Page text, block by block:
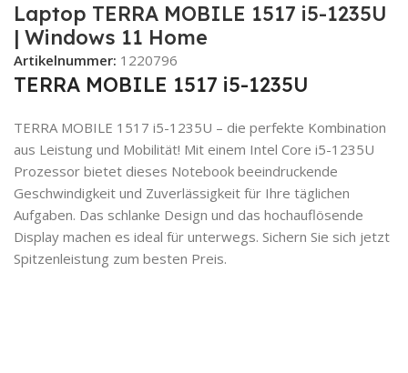
Laptop TERRA MOBILE 1517 i5-1235U
| Windows 11 Home
Artikelnummer: 1220796
TERRA MOBILE 1517 i5-1235U
TERRA MOBILE 1517 i5-1235U – die perfekte Kombination
aus Leistung und Mobilität! Mit einem Intel Core i5-1235U
Prozessor bietet dieses Notebook beeindruckende
Geschwindigkeit und Zuverlässigkeit für Ihre täglichen
Aufgaben. Das schlanke Design und das hochauflösende
Display machen es ideal für unterwegs. Sichern Sie sich jetzt
Spitzenleistung zum besten Preis.